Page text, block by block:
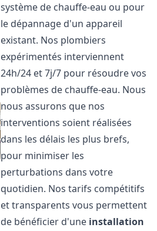
système de chauffe-eau ou pour
le dépannage d'un appareil
existant. Nos plombiers
expérimentés interviennent
24h/24 et 7j/7 pour résoudre vos
problèmes de chauffe-eau. Nous
nous assurons que nos
interventions soient réalisées
dans les délais les plus brefs,
pour minimiser les
perturbations dans votre
quotidien. Nos tarifs compétitifs
et transparents vous permettent
de bénéficier d'une installation